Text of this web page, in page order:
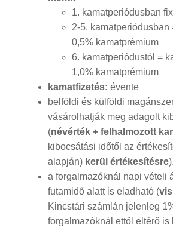
1. kamatperiódusban
2-5. kamatperiódusban
0,5% kamatprémium
6. kamatperiódustól =
1,0% kamatprémium
kamatfizetés: évente
belföldi és külföldi
vásárolhatják meg adagolt
(névérték + felhalmozott
kibocsátási időtől az
alapján) kerül értékesítésre).
a forgalmazóknál napi vételi
futamidő alatt is eladható (
Kincstári számlán jelenleg
forgalmazóknál ettől eltérő is